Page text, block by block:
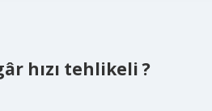
hızı tehlikeli ?